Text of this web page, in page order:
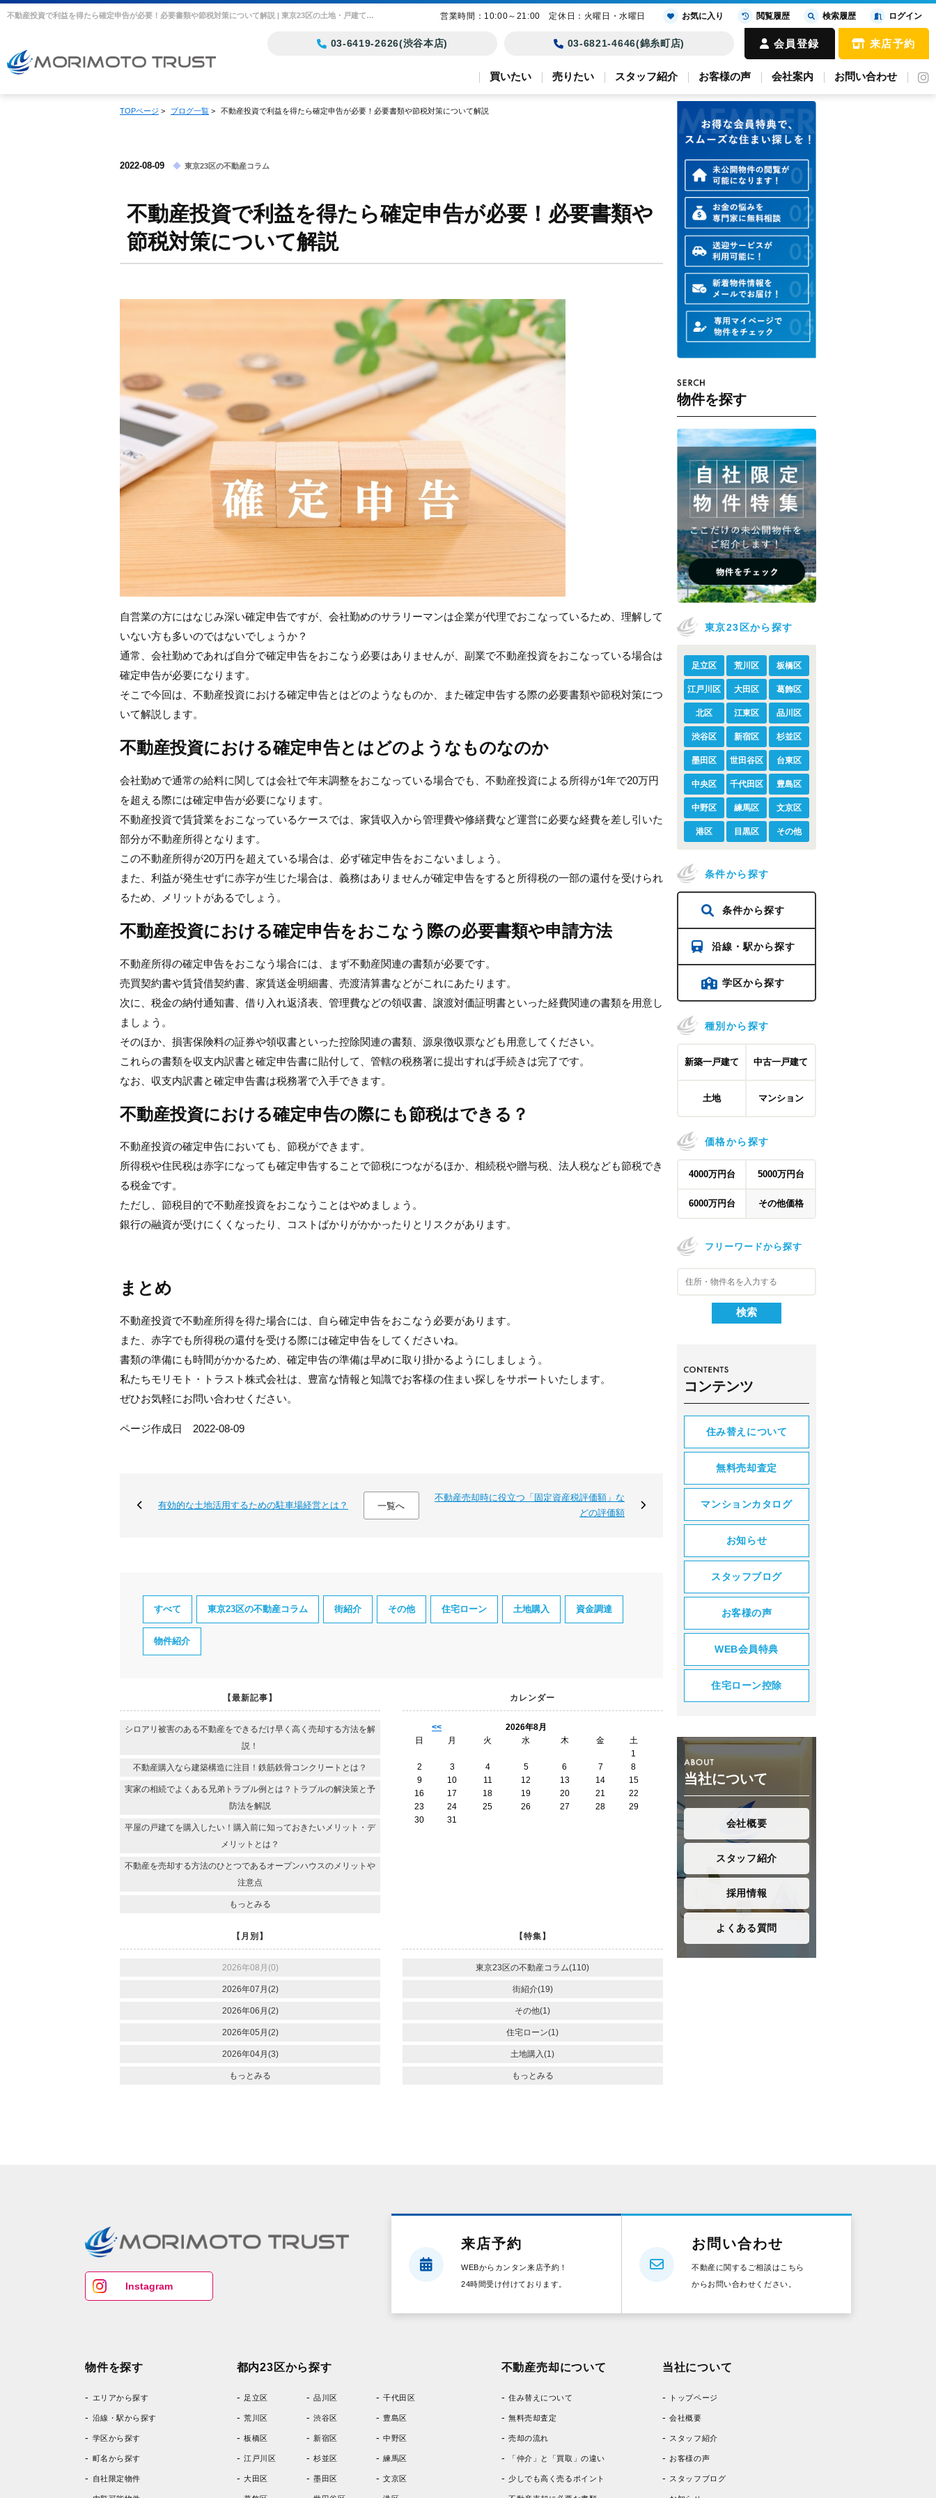
不動産投資で利益を得たら確定申告が必要！必要書類や節税対策について解説 | 東京23区の土地・戸建て・マンション購入｜モリモト・トラスト
03-6419-2626(渋谷本店) 03-6821-4646(錦糸町店) 会員登録 来店予約
買いたい 売りたい スタッフ紹介 お客様の声 会社案内 お問い合わせ
TOPページ > ブログ一覧 > 不動産投資で利益を得たら確定申告が必要！必要書類や節税対策について解説
2022-08-09 東京23区の不動産コラム
不動産投資で利益を得たら確定申告が必要！必要書類や
節税対策について解説
自営業の方にはなじみ深い確定申告ですが、会社勤めのサラリーマンは企業が代理でおこなっているため、理解して
いない方も多いのではないでしょうか？
通常、会社勤めであれば自分で確定申告をおこなう必要はありませんが、副業で不動産投資をおこなっている場合は
確定申告が必要になります。
そこで今回は、不動産投資における確定申告とはどのようなものか、また確定申告する際の必要書類や節税対策につ
いて解説します。
不動産投資における確定申告とはどのようなものなのか
会社勤めで通常の給料に関しては会社で年末調整をおこなっている場合でも、不動産投資による所得が1年で20万円
を超える際には確定申告が必要になります。
不動産投資で賃貸業をおこなっているケースでは、家賃収入から管理費や修繕費など運営に必要な経費を差し引いた
部分が不動産所得となります。
この不動産所得が20万円を超えている場合は、必ず確定申告をおこないましょう。
また、利益が発生せずに赤字が生じた場合は、義務はありませんが確定申告をすると所得税の一部の還付を受けられ
るため、メリットがあるでしょう。
不動産投資における確定申告をおこなう際の必要書類や申請方法
不動産所得の確定申告をおこなう場合には、まず不動産関連の書類が必要です。
売買契約書や賃貸借契約書、家賃送金明細書、売渡清算書などがこれにあたります。
次に、税金の納付通知書、借り入れ返済表、管理費などの領収書、譲渡対価証明書といった経費関連の書類を用意し
ましょう。
そのほか、損害保険料の証券や領収書といった控除関連の書類、源泉徴収票なども用意してください。
これらの書類を収支内訳書と確定申告書に貼付して、管轄の税務署に提出すれば手続きは完了です。
なお、収支内訳書と確定申告書は税務署で入手できます。
不動産投資における確定申告の際にも節税はできる？
不動産投資の確定申告においても、節税ができます。
所得税や住民税は赤字になっても確定申告することで節税につながるほか、相続税や贈与税、法人税なども節税でき
る税金です。
ただし、節税目的で不動産投資をおこなうことはやめましょう。
銀行の融資が受けにくくなったり、コストばかりがかかったりとリスクがあります。
まとめ
不動産投資で不動産所得を得た場合には、自ら確定申告をおこなう必要があります。
また、赤字でも所得税の還付を受ける際には確定申告をしてくださいね。
書類の準備にも時間がかかるため、確定申告の準備は早めに取り掛かるようにしましょう。
私たちモリモト・トラスト株式会社は、豊富な情報と知識でお客様の住まい探しをサポートいたします。
ぜひお気軽にお問い合わせください。
ページ作成日 2022-08-09
有効的な土地活用するための駐車場経営とは？ 一覧へ
不動産売却時に役立つ「固定資産税評価額」な
どの評価額
すべて 東京23区の不動産コラム 街紹介 その他 住宅ローン 土地購入 資金調達
物件紹介
【最新記事】
シロアリ被害のある不動産をできるだけ早く高く売却する方法を解
説！
不動産購入なら建築構造に注目！鉄筋鉄骨コンクリートとは？
実家の相続でよくある兄弟トラブル例とは？トラブルの解決策と予
防法を解説
平屋の戸建てを購入したい！購入前に知っておきたいメリット・デ
メリットとは？
不動産を売却する方法のひとつであるオープンハウスのメリットや
注意点
もっとみる
カレンダー
<<
2026年8月
日
月 火 水 木 金
土
1
2
3 4 5 6 7
8
9
10 11 12 13 14
15
16
17 18 19 20 21
22
23
24 25 26 27 28
29
30
31
【月別】
2026年08月(0)
2026年07月(2)
2026年06月(2)
2026年05月(2)
2026年04月(3)
もっとみる
【特集】
東京23区の不動産コラム(110)
街紹介(19)
その他(1)
住宅ローン(1)
土地購入(1)
もっとみる
物件を探す
東京23区から探す
足立区 荒川区 板橋区
江戸川区 大田区 葛飾区
北区 江東区 品川区
渋谷区 新宿区 杉並区
墨田区 世田谷区 台東区
中央区 千代田区 豊島区
中野区 練馬区 文京区
港区 目黒区 その他
条件から探す
条件から探す
沿線・駅から探す
学区から探す
種別から探す
新築一戸建て 中古一戸建て
土地 マンション
価格から探す
4000万円台 5000万円台
6000万円台 その他価格
フリーワードから探す
コンテンツ
住み替えについて
無料売却査定
マンションカタログ
お知らせ
スタッフブログ
お客様の声
WEB会員特典
住宅ローン控除
当社について
会社概要
スタッフ紹介
採用情報
よくある質問
Instagram
来店予約
WEBからカンタン来店予約！
24時間受け付けております。
お問い合わせ
不動産に関するご相談はこちら
からお問い合わせください。
物件を探す
エリアから探す
沿線・駅から探す
学区から探す
町名から探す
自社限定物件
都内23区から探す
足立区
荒川区
板橋区
江戸川区
大田区
品川区
渋谷区
新宿区
杉並区
墨田区
千代田区
豊島区
中野区
練馬区
文京区
不動産売却について
住み替えについて
無料売却査定
売却の流れ
「仲介」と「買取」の違い
少しでも高く売るポイント
当社について
トップページ
会社概要
スタッフ紹介
お客様の声
スタッフブログ
営業時間：10:00～21:00 定休日：火曜日・水曜日 お気に入り 閲覧履歴 検索履歴 ログイン